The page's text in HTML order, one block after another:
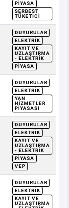
PIYASA
SERBEST
TÜKETICI
DUYURULAR
ELEKTRIK
KAYIT VE
UZLAŞTIRMA
- ELEKTRIK
PIYASA
DUYURULAR
ELEKTRIK
YAN
HIZMETLER
PIYASASI
DUYURULAR
ELEKTRIK
KAYIT VE
UZLAŞTIRMA
- ELEKTRIK
PIYASA
VEP
DUYURULAR
ELEKTRIK
KAYIT VE
UZLAŞTIRMA